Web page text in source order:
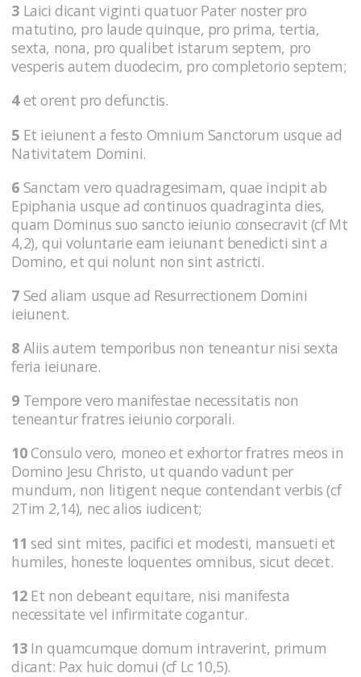
3 Laici dicant viginti quatuor Pater noster pro
matutino, pro laude quinque, pro prima, tertia,
sexta, nona, pro qualibet istarum septem, pro
vesperis autem duodecim, pro completorio septem;
4et orent pro defunctis.
5 Et ieiunent a festo Omnium Sanctorum usque ad
Nativitatem Domini.
6 Sanctam vero quadragesimam, quae incipit ab
Epiphania usque ad continuos quadraginta dies,
quam Dominus suo sancto ieiunio consecravit (cf Mt
4,2), qui voluntarie eam ieiunant benedicti sint a
Domino, et qui nolunt non sint astricti.
7 Sed aliam usque ad Resurrectionem Domini
ieiunent.
8 Aliis autem temporibus non teneantur nisi sexta
feria ieiunare.
9 Tempore vero manifestae necessitatis non
teneantur fratres ieiunio corporali.
10Consulo vero, moneo et exhortor fratres meos in
Domino Jesu Christo, ut quando vadunt per
mundum, non litigent neque contendant verbis (cf
2Tim 2,14), nec alios iudicent;
11 sed sint mites, pacifici et modesti, mansueti et
humiles, honeste loquentes omnibus, sicut decet.
12Et non debeant equitare, nisi manifesta
necessitate vel infirmitate cogantur.
13In quamcumque domum intraverint, primum
dicant: Pax huic domui (cf Lc 10,5).